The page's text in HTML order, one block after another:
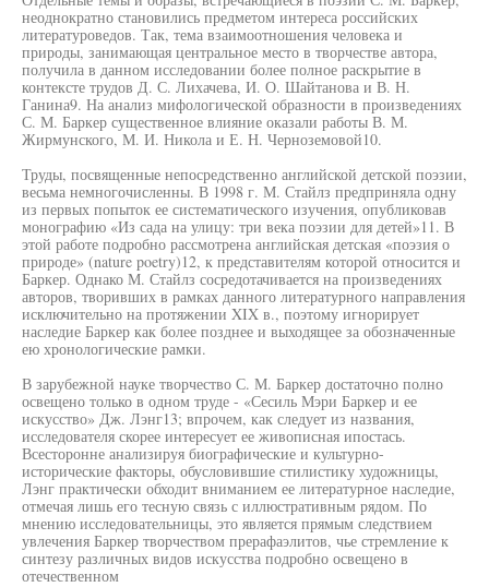
неоднократно становились предметом интереса российских
литературоведов. Так, тема взаимоотношения человека и
природы, занимающая центральное место в творчестве автора,
получила в данном исследовании более полное раскрытие в
контексте трудов Д. С. Лихачева, И. О. Шайтанова и В. Н.
Ганина9. На анализ мифологической образности в произведениях
С. М. Баркер существенное влияние оказали работы В. М.
Жирмунского, М. И. Никола и Е. Н. Черноземовой10.
Труды, посвященные непосредственно английской детской поэзии,
весьма немногочисленны. В 1998 г. М. Стайлз предприняла одну
из первых попыток ее систематического изучения, опубликовав
монографию «Из сада на улицу: три века поэзии для детей»11. В
этой работе подробно рассмотрена английская детская «поэзия о
природе» (nature poetry)12, к представителям которой относится и
Баркер. Однако М. Стайлз сосредотачивается на произведениях
авторов, творивших в рамках данного литературного направления
исключительно на протяжении XIX в., поэтому игнорирует
наследие Баркер как более позднее и выходящее за обозначенные
ею хронологические рамки.
В зарубежной науке творчество С. М. Баркер достаточно полно
освещено только в одном труде - «Сесиль Мэри Баркер и ее
искусство» Дж. Лэнг13; впрочем, как следует из названия,
исследователя скорее интересует ее живописная ипостась.
Всесторонне анализируя биографические и культурно-
исторические факторы, обусловившие стилистику художницы,
Лэнг практически обходит вниманием ее литературное наследие,
отмечая лишь его тесную связь с иллюстративным рядом. По
мнению исследовательницы, это является прямым следствием
увлечения Баркер творчеством прерафаэлитов, чье стремление к
синтезу различных видов искусства подробно освещено в
отечественном